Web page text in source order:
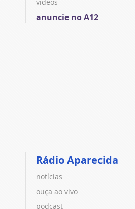
anuncie no A12
Rádio Aparecida
notícias
ouça ao vivo
podcast